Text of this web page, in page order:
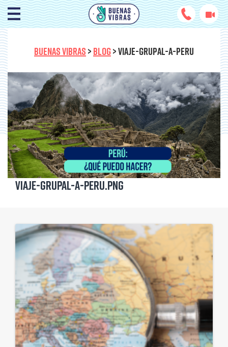
BUENAS VIBRAS > BLOG>VIAJE-GRUPAL-A-PERU
Viaje-grupal-a-Peru.png